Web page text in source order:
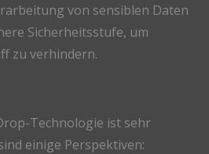
von sensiblen Daten
Sicherheitsstufe, um
zu verhindern.
Technologie ist sehr
einige Perspektiven: